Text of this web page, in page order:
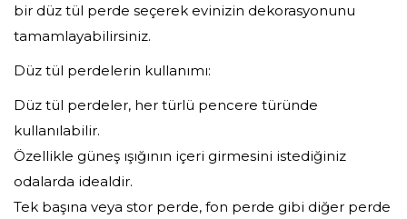
bir düz tül perde seçerek evinizin dekorasyonunu
tamamlayabilirsiniz.
Düz tül perdelerin kullanımı:
Düz tül perdeler, her türlü pencere türünde
kullanılabilir.
Özellikle güneş ışığının içeri girmesini istediğiniz
odalarda idealdir.
Tek başına veya stor perde, fon perde gibi diğer perde